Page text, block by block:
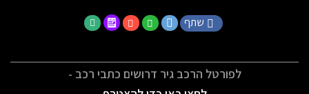
שתף
לפורטל הרכב גיר דרושים כתבי רכב -